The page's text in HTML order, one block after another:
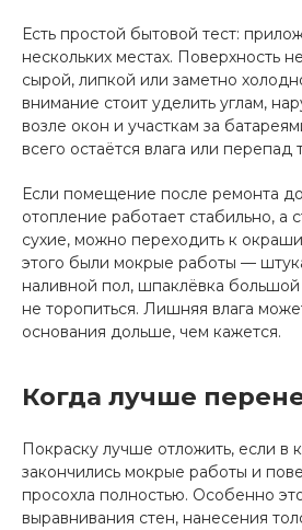
Есть простой бытовой тест:
нескольких местах. Поверхность
сырой, липкой или заметно
внимание стоит уделить углам,
возле окон и участкам за
всего остаётся влага или перепад
Если помещение после ремонта
отопление работает стабильно, а
сухие, можно переходить к
этого были мокрые работы —
наливной пол, шпаклёвка
не торопиться. Лишняя влага
основания дольше, чем кажется.
Когда лучше
Покраску лучше отложить, если в
закончились мокрые работы и
просохла полностью. Особенно
выравнивания стен, нанесения